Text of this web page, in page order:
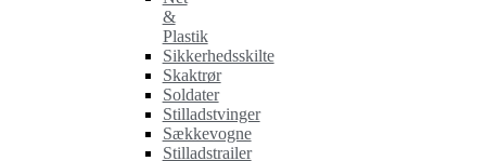
&
Plastik
Sikkerhedsskilte
Skaktrør
Soldater
Stilladstvinger
Sækkevogne
Stilladstrailer